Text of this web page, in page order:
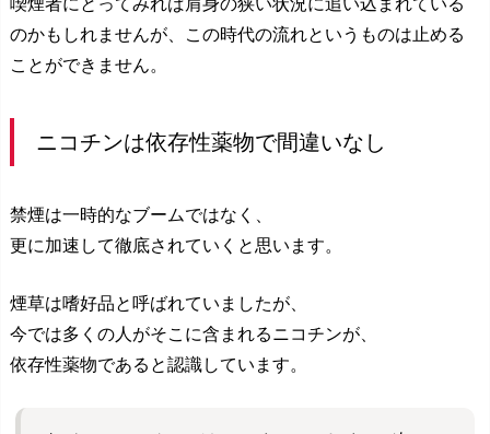
のかもしれませんが、この時代の流れというものは止める
ことができません。
ニコチンは依存性薬物で間違いなし
禁煙は一時的なブームではなく、
更に加速して徹底されていくと思います。
煙草は嗜好品と呼ばれていましたが、
今では多くの人がそこに含まれるニコチンが、
依存性薬物であると認識しています。